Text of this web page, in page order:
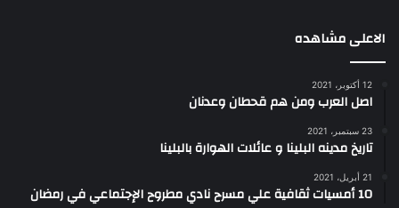
الاعلى مشاهده
12 أكتوبر، 2021
اصل العرب ومن هم قحطان وعدنان
23 سبتمبر، 2021
تاريخ مدينه البلينا و عائلات الهوارة بالبلينا
21 أبريل، 2021
10 أمسيات ثقافية علي مسرح نادي مطروح الإجتماعي في رمضان